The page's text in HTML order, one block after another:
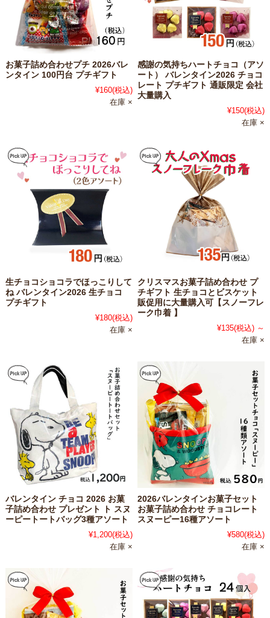
お菓子詰め合わせプチ 2026バレ
ンタイン 100円台 プチギフト
¥160(税込)
在庫 ×
感謝の気持ちハートチョコ（アソ
ート） バレンタイン2026 チョコ
レート プチギフト 通販限定 会社
大量購入
¥150(税込)
在庫 ×
生チョコショコラでほっこりして
ね バレンタイン2026 生チョコ
プチギフト
¥180(税込)
在庫 ×
クリスマスお菓子詰め合わせ プ
チギフト 生チョコとビスケット
販促用に大量購入可【スノーフレ
ーク巾着 】
¥135(税込) ～
在庫 ×
バレンタイン チョコ 2026 お菓
子詰め合わせ プレゼント ト スヌ
ーピートートバッグ3種アソート
¥1,200(税込)
在庫 ×
2026バレンタインお菓子セット
お菓子詰め合わせ チョコレート
スヌーピー16種アソート
¥580(税込)
在庫 ×